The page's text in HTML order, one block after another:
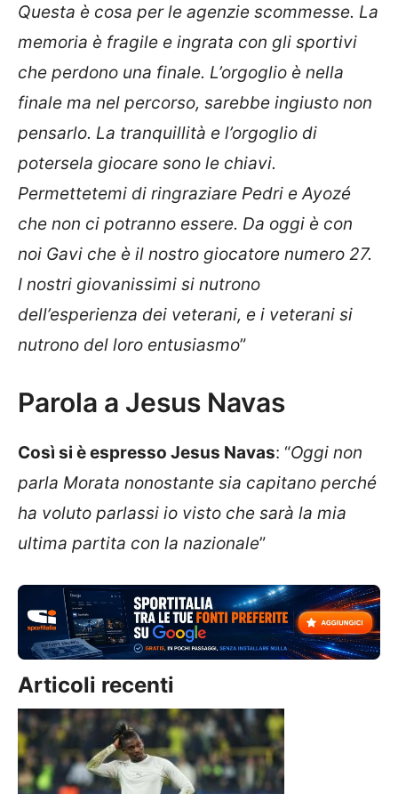
Questa è cosa per le agenzie scommesse. La
memoria è fragile e ingrata con gli sportivi
che perdono una finale. L’orgoglio è nella
finale ma nel percorso, sarebbe ingiusto non
pensarlo. La tranquillità e l’orgoglio di
potersela giocare sono le chiavi.
Permettetemi di ringraziare Pedri e Ayozé
che non ci potranno essere. Da oggi è con
noi Gavi che è il nostro giocatore numero 27.
I nostri giovanissimi si nutrono
dell’esperienza dei veterani, e i veterani si
nutrono del loro entusiasmo”
Parola a Jesus Navas
Così si è espresso Jesus Navas: “Oggi non
parla Morata nonostante sia capitano perché
ha voluto parlassi io visto che sarà la mia
ultima partita con la nazionale”
Articoli recenti